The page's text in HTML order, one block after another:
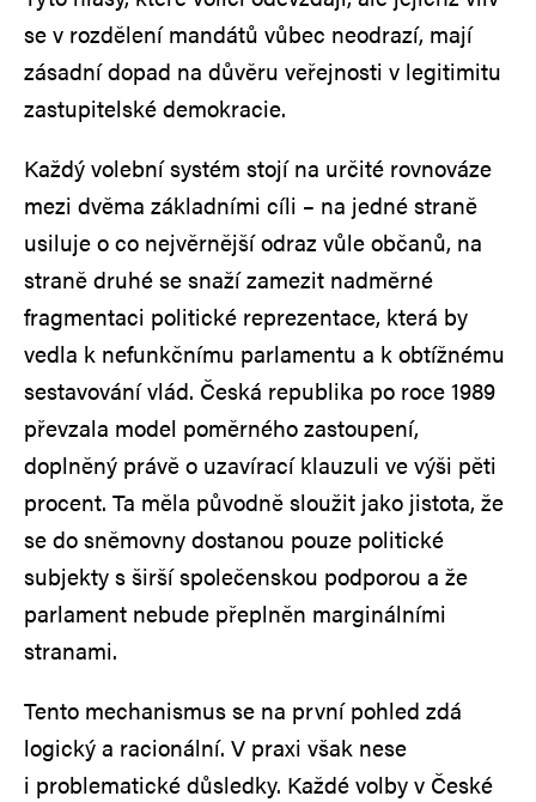
se v rozdělení mandátů vůbec neodrazí, mají
zásadní dopad na důvěru veřejnosti v legitimitu
zastupitelské demokracie.
Každý volební systém stojí na určité rovnováze
mezi dvěma základními cíli – na jedné straně
usiluje o co nejvěrnější odraz vůle občanů, na
straně druhé se snaží zamezit nadměrné
fragmentaci politické reprezentace, která by
vedla k nefunkčnímu parlamentu a k obtížnému
sestavování vlád. Česká republika po roce 1989
převzala model poměrného zastoupení,
doplněný právě o uzavírací klauzuli ve výši pěti
procent. Ta měla původně sloužit jako jistota, že
se do sněmovny dostanou pouze politické
subjekty s širší společenskou podporou a že
parlament nebude přeplněn marginálními
stranami.
Tento mechanismus se na první pohled zdá
logický a racionální. V praxi však nese
i problematické důsledky. Každé volby v České